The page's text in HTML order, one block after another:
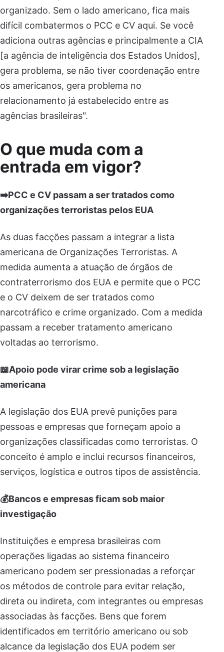
organizado. Sem o lado americano, fica mais
difícil combatermos o PCC e CV aqui. Se você
adiciona outras agências e principalmente a CIA
[a agência de inteligência dos Estados Unidos],
gera problema, se não tiver coordenação entre
os americanos, gera problema no
relacionamento já estabelecido entre as
agências brasileiras".
O que muda com a
entrada em vigor?
➡️PCC e CV passam a ser tratados como
organizações terroristas pelos EUA
As duas facções passam a integrar a lista
americana de Organizações Terroristas. A
medida aumenta a atuação de órgãos de
contraterrorismo dos EUA e permite que o PCC
e o CV deixem de ser tratados como
narcotráfico e crime organizado. Com a medida
passam a receber tratamento americano
voltadas ao terrorismo.
📖Apoio pode virar crime sob a legislação
americana
A legislação dos EUA prevê punições para
pessoas e empresas que forneçam apoio a
organizações classificadas como terroristas. O
conceito é amplo e inclui recursos financeiros,
serviços, logística e outros tipos de assistência.
💰Bancos e empresas ficam sob maior
investigação
Instituições e empresa brasileiras com
operações ligadas ao sistema financeiro
americano podem ser pressionadas a reforçar
os métodos de controle para evitar relação,
direta ou indireta, com integrantes ou empresas
associadas às facções. Bens que forem
identificados em território americano ou sob
alcance da legislação dos EUA podem ser